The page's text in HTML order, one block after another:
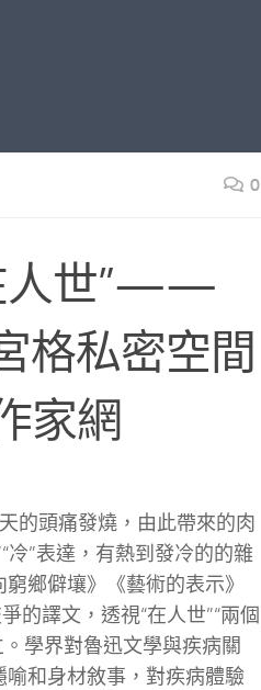
0
人世”——
格私密空間
家網
的頭痛發燒，由此帶來的肉
冷”表達，有熱到發冷的的雜
鄉僻壤》《藝術的表示》
的譯文，透視“在人世”“兩個
。學界對魯迅文學與疾病關
和身材敘事，對疾病體驗